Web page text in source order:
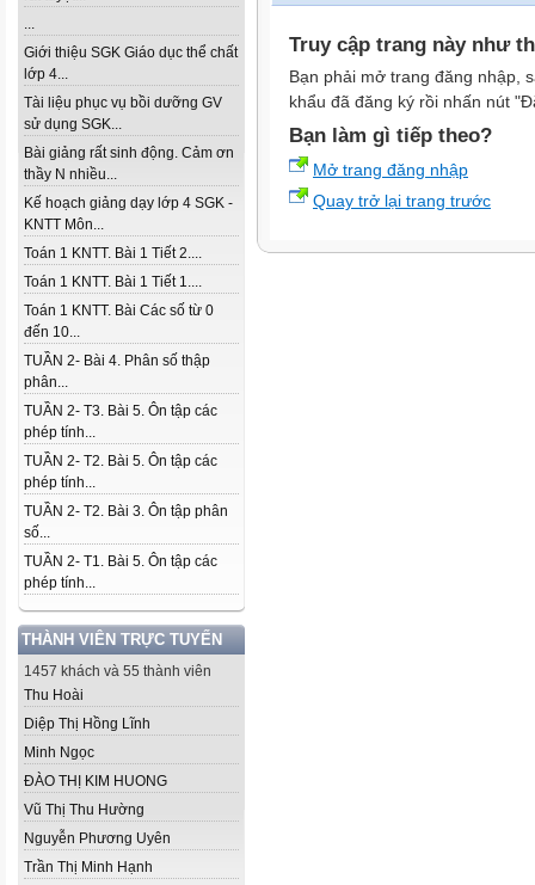
...
Giới thiệu SGK Giáo dục thể chất
lớp 4...
Tài liệu phục vụ bồi dưỡng GV
sử dụng SGK...
Bài giảng rất sinh động. Cảm ơn
thầy N nhiều...
Kế hoạch giảng dạy lớp 4 SGK -
KNTT Môn...
Toán 1 KNTT. Bài 1 Tiết 2....
Toán 1 KNTT. Bài 1 Tiết 1....
Toán 1 KNTT. Bài Các số từ 0
đến 10...
TUẦN 2- Bài 4. Phân số thập
phân...
TUẦN 2- T3. Bài 5. Ôn tập các
phép tính...
TUẦN 2- T2. Bài 5. Ôn tập các
phép tính...
TUẦN 2- T2. Bài 3. Ôn tập phân
số...
TUẦN 2- T1. Bài 5. Ôn tập các
phép tính...
THÀNH VIÊN TRỰC TUYẾN
1457 khách và 55 thành viên
Thu Hoài
Diệp Thị Hồng Lĩnh
Minh Ngọc
ĐÀO THỊ KIM HUONG
Vũ Thị Thu Hường
Nguyễn Phương Uyên
Trần Thị Minh Hạnh
Truy cập trang này như
Bạn phải mở trang đăng nhập,
khẩu đã đăng ký rồi nhấn nút
Bạn làm gì tiếp theo?
Mở trang đăng nhập
Quay trở lại trang trước